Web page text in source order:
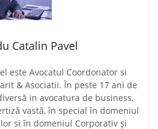
Catalin Pavel
este Avocatul Coordonator si
& Asociatii. În peste 17 ani de
in avocatura de business,
vastă, în special în domeniul
si în domeniul Corporativ și